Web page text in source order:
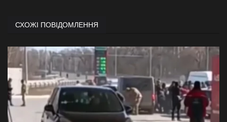
СХОЖІ ПОВІДОМЛЕННЯ